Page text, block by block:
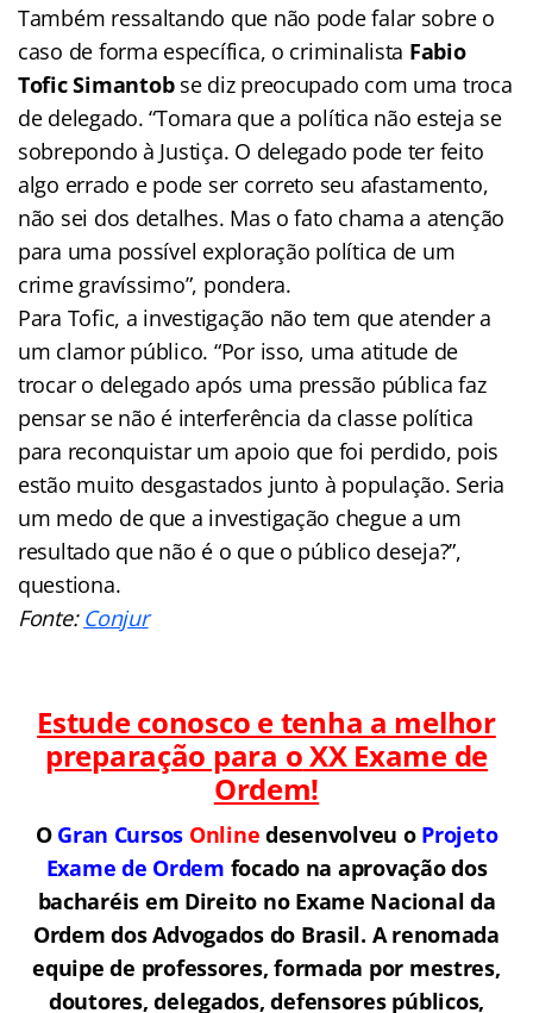
Também ressaltando que não pode falar sobre o
caso de forma específica, o criminalista Fabio
ToficSimantobse diz preocupado com uma troca
de delegado. “Tomara que a política não esteja se
sobrepondo à Justiça. O delegado pode ter feito
algo errado e pode ser correto seu afastamento,
não sei dos detalhes. Mas o fato chama a atenção
para uma possível exploração política de um
crime gravíssimo”, pondera.
Para Tofic, a investigação não tem que atender a
um clamor público. “Por isso, uma atitude de
trocar o delegado após uma pressão pública faz
pensar se não é interferência da classe política
para reconquistar um apoio que foi perdido, pois
estão muito desgastados junto à população. Seria
um medo de que a investigação chegue a um
resultado que não é o que o público deseja?”,
questiona.
Fonte: Conjur
Estude conosco e tenha a melhor
preparação para oXX Exame de
Ordem!
O Gran Cursos Online desenvolveu o Projeto
Exame de Ordem focado na aprovação dos
bacharéis em Direito no Exame Nacional da
Ordem dos Advogados do Brasil. A renomada
equipe de professores, formada por mestres,
doutores, delegados, defensores públicos,